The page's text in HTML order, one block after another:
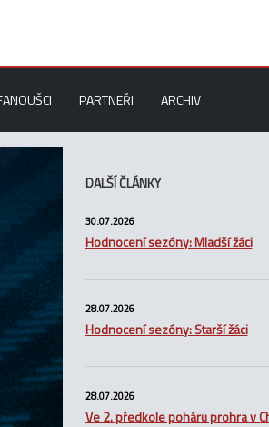
PARTNEŘI ARCHIV
DALŠÍ ČLÁNKY
30.07.2026
Hodnocení sezóny: Mladší žáci
28.07.2026
Hodnocení sezóny: Starší žáci
28.07.2026
Ve 2. předkole poháru prohra v